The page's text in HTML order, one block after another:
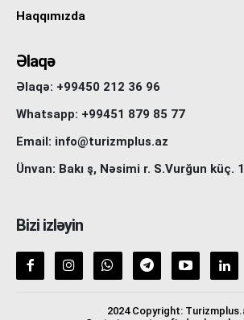
Haqqımızda
Əlaqə
Əlaqə: +99450 212 36 96
Whatsapp: +99451 879 85 77
Email: info@turizmplus.az
Ünvan: Bakı ş, Nəsimi r. S.Vurğun küç.
Bizi izləyin
2024 Copyright: